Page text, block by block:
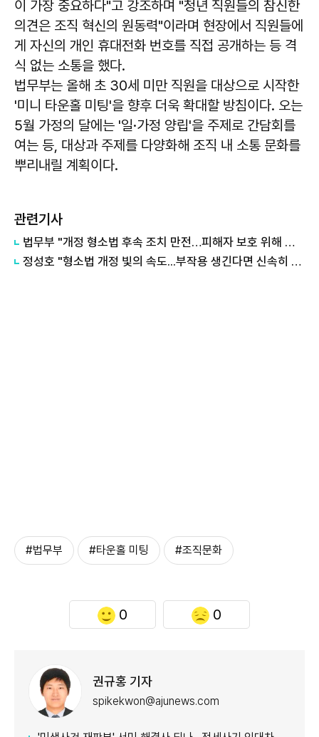
이 가장 중요하다"고 강조하며 "청년 직원들의 참신한
의견은 조직 혁신의 원동력"이라며 현장에서 직원들에
게 자신의 개인 휴대전화 번호를 직접 공개하는 등 격
식 없는 소통을 했다.
법무부는 올해 초 30세 미만 직원을 대상으로 시작한
'미니 타운홀 미팅'을 향후 더욱 확대할 방침이다. 오는
5월 가정의 달에는 '일·가정 양립'을 주제로 간담회를
여는 등, 대상과 주제를 다양화해 조직 내 소통 문화를
뿌리내릴 계획이다.
관련기사
법무부 "개정 형소법 후속 조치 만전…피해자 보호 위해 지속적 점검"
정성호 "형소법 개정 빛의 속도...부작용 생긴다면 신속히 수정해야"
#법무부 #타운홀 미팅 #조직문화
0 0
권규홍 기자
spikekwon@ajunews.com